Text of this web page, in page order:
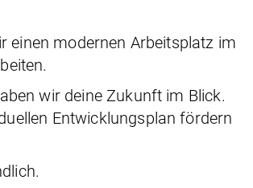
einen modernen Arbeitsplatz im
wir deine Zukunft im Blick.
Entwicklungsplan fördern